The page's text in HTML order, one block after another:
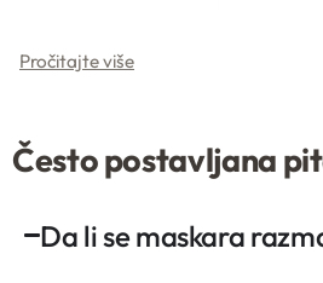
Često postavljana
Da li se maskara